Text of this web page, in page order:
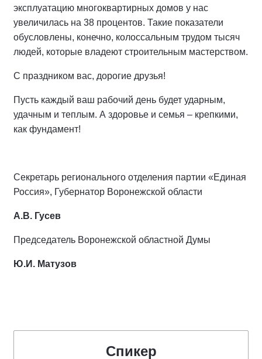
эксплуатацию многоквартирных домов у нас
увеличилась на 38 процентов. Такие показатели
обусловлены, конечно, колоссальным трудом тысяч
людей, которые владеют строительным мастерством.
С праздником вас, дорогие друзья!
Пусть каждый ваш рабочий день будет ударным,
удачным и теплым. А здоровье и семья – крепкими,
как фундамент!
Секретарь регионального отделения партии «Единая
Россия», Губернатор Воронежской области
А.В. Гусев
Председатель Воронежской областной Думы
Ю.И. Матузов
Спикер